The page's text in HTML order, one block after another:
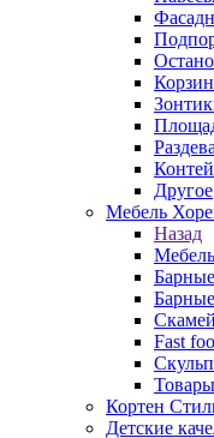
Другое
Мебель
Назад
Fast
Кортен
Детские